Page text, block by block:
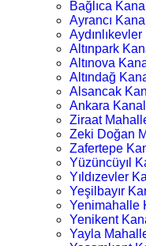
Bağlıca
Ayrancı
Altınpark
Altınova
Altındağ
Alsancak
Ankara
Ziraat
Zeki Doğan
Zafertepe
Yüzüncüyıl
Yıldızevler
Yeşilbayır
Yenimahalle
Yenikent
Yayla